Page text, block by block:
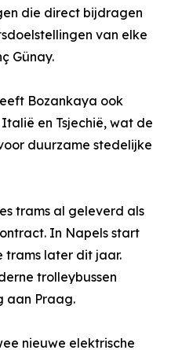
die direct bijdragen
van elke
Günay.
Bozankaya ook
en Tsjechië, wat de
duurzame stedelijke
trams al geleverd als
In Napels start
trams later dit jaar.
trolleybussen
aan Praag.
nieuwe elektrische